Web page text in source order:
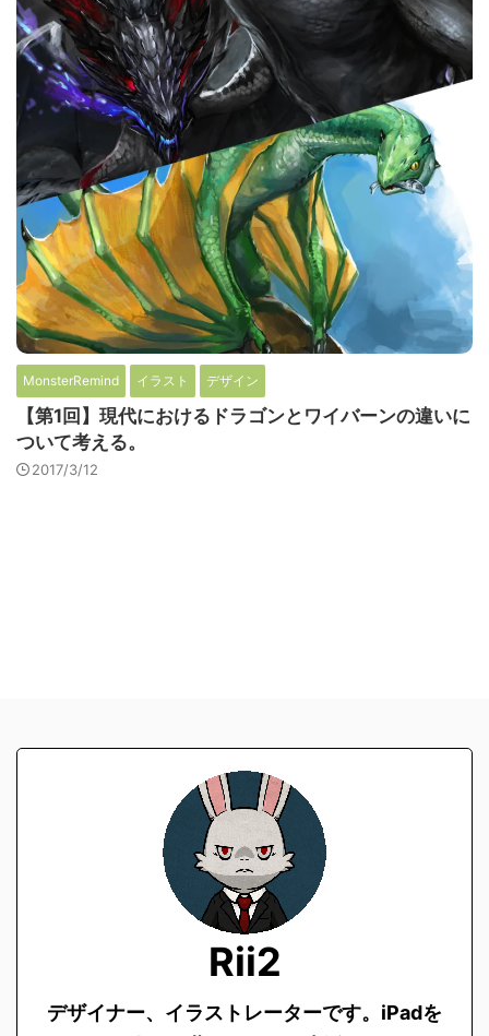
MonsterRemind イラスト デザイン
【第1回】現代におけるドラゴンとワイバーンの違いに
ついて考える。
2017/3/12
Rii2
デザイナー、イラストレーターです。 iPadを